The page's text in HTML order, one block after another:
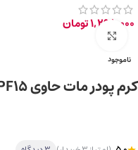
1,298,000تومان
ناموجود
برای بزرگ‌نمایی کلیک کنید
کرم پودر مات حاوی SPF15 کد 01 رنگ بژ روشن